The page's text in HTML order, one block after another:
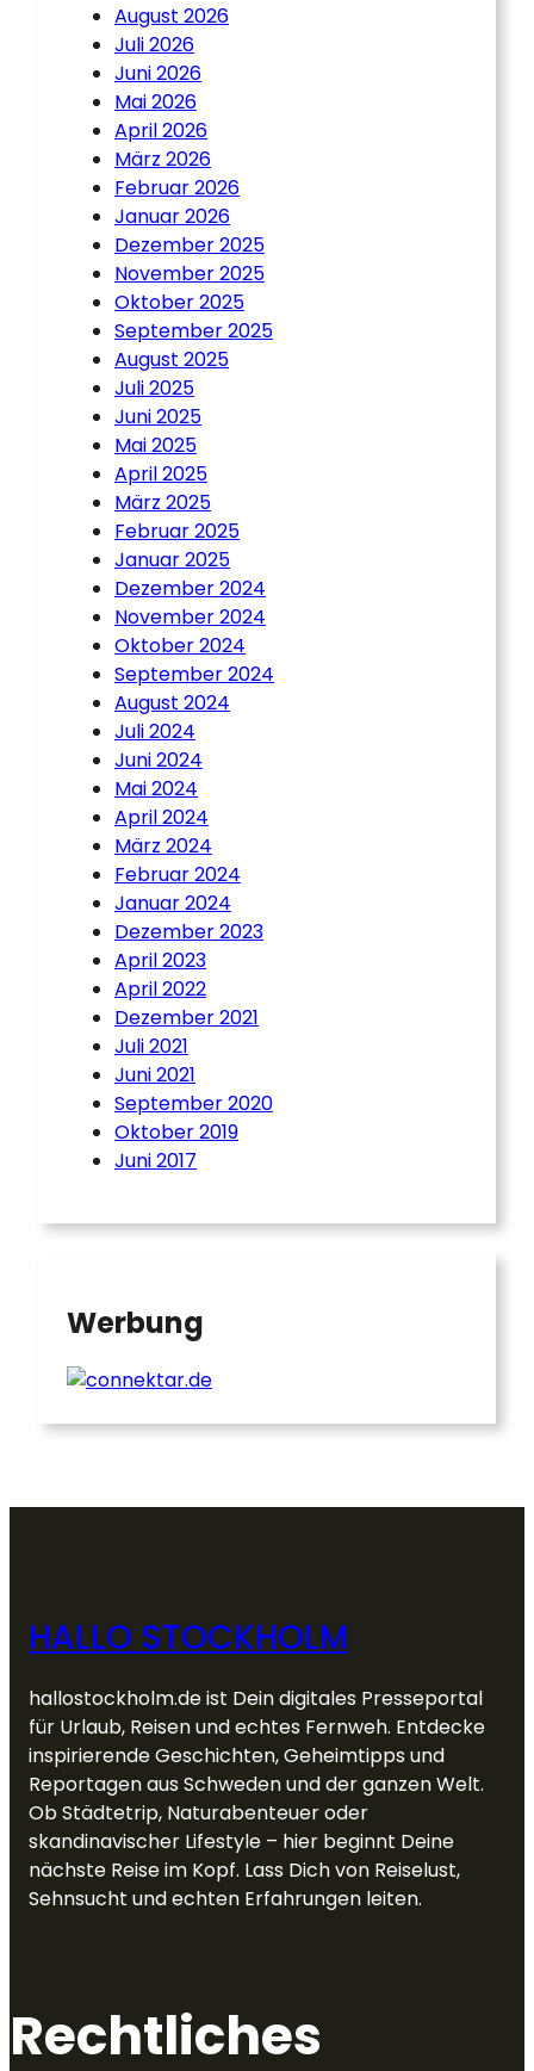
August 2026
Juli 2026
Juni 2026
Mai 2026
April 2026
März 2026
Februar 2026
Januar 2026
Dezember 2025
November 2025
Oktober 2025
September 2025
August 2025
Juli 2025
Juni 2025
Mai 2025
April 2025
März 2025
Februar 2025
Januar 2025
Dezember 2024
November 2024
Oktober 2024
September 2024
August 2024
Juli 2024
Juni 2024
Mai 2024
April 2024
März 2024
Februar 2024
Januar 2024
Dezember 2023
April 2023
April 2022
Dezember 2021
Juli 2021
Juni 2021
September 2020
Oktober 2019
Juni 2017
Werbung
HALLO STOCKHOLM
hallostockholm.de ist Dein digitales Presseportal
für Urlaub, Reisen und echtes Fernweh. Entdecke
inspirierende Geschichten, Geheimtipps und
Reportagen aus Schweden und der ganzen Welt.
Ob Städtetrip, Naturabenteuer oder
skandinavischer Lifestyle – hier beginnt Deine
nächste Reise im Kopf. Lass Dich von Reiselust,
Sehnsucht und echten Erfahrungen leiten.
Rechtliches